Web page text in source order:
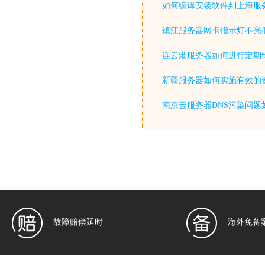
如何编译安装软件到上海服
镇江服务器网卡指示灯不亮
连云港服务器如何进行定期
新疆服务器如何实施有效的
南京云服务器DNS污染问题
故障赔偿延时 海外免备